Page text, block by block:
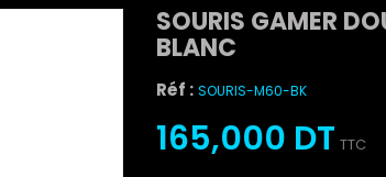
SOURIS GAMER
BLANC
Réf : SOURIS-M60-BK
165,000 DT TTC